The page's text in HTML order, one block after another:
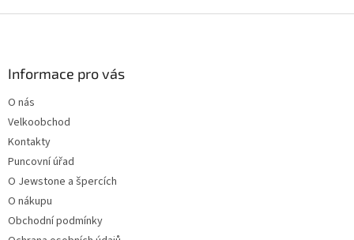
Informace pro vás
O nás
Velkoobchod
Kontakty
Puncovní úřad
O Jewstone a špercích
O nákupu
Obchodní podmínky